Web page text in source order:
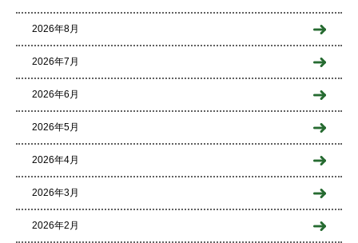
2026年8月
2026年7月
2026年6月
2026年5月
2026年4月
2026年3月
2026年2月